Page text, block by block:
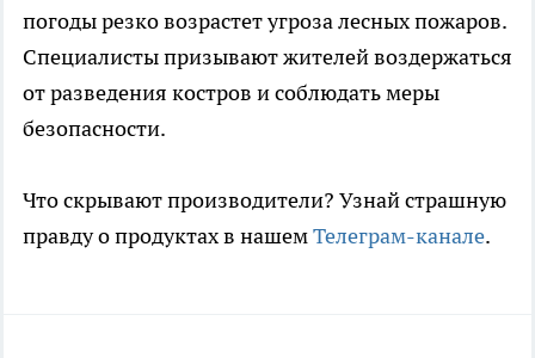
погоды резко возрастет угроза лесных пожаров.
Специалисты призывают жителей воздержаться
от разведения костров и соблюдать меры
безопасности.
Что скрывают производители? Узнай страшную
правду о продуктах в нашемТелеграм-канале.